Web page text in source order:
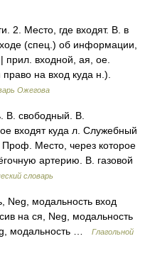
2. Место, где входят. В. в
(спец.) об информации,
прил. входной, ая, ое.
на вход куда н.).
Ожегова
В. свободный. В.
входят куда л. Служебный
Проф. Место, через которое
артерию. В. газовой
словарь
Neg, модальность вход
на ся, Neg, модальность
модальность …
Глагольной